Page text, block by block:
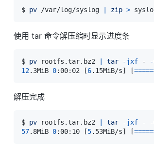
$ pv /var/log/syslog zip >
使用 tar 命令解压缩时显示进度条
$ pv rootfs.tar.bz2 tar -jxf - -
12.3MiB 0:00:02 [6.15MiB/s] [====
解压完成
$ pv rootfs.tar.bz2 tar -jxf - -
57.8MiB 0:00:10 [5.53MiB/s] [====